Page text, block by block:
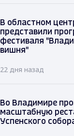
В областном
представили
фестиваля
вишня"
22 дня назад
Во Владимире
масштабную
Успенского